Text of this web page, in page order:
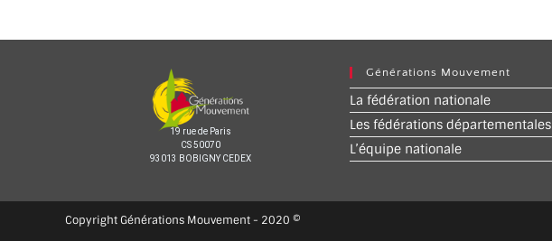
19 rue de Paris
CS 50070
93013 BOBIGNY CEDEX
Générations Mouvement
La fédération nationale
Les fédérations départementales
L’équipe nationale
Copyright Générations Mouvement - 2020 ©